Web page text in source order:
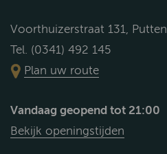
Voorthuizerstraat 131, Putten
Tel. (0341) 492 145
Plan uw route
Vandaag geopend tot 21:00
Bekijk openingstijden